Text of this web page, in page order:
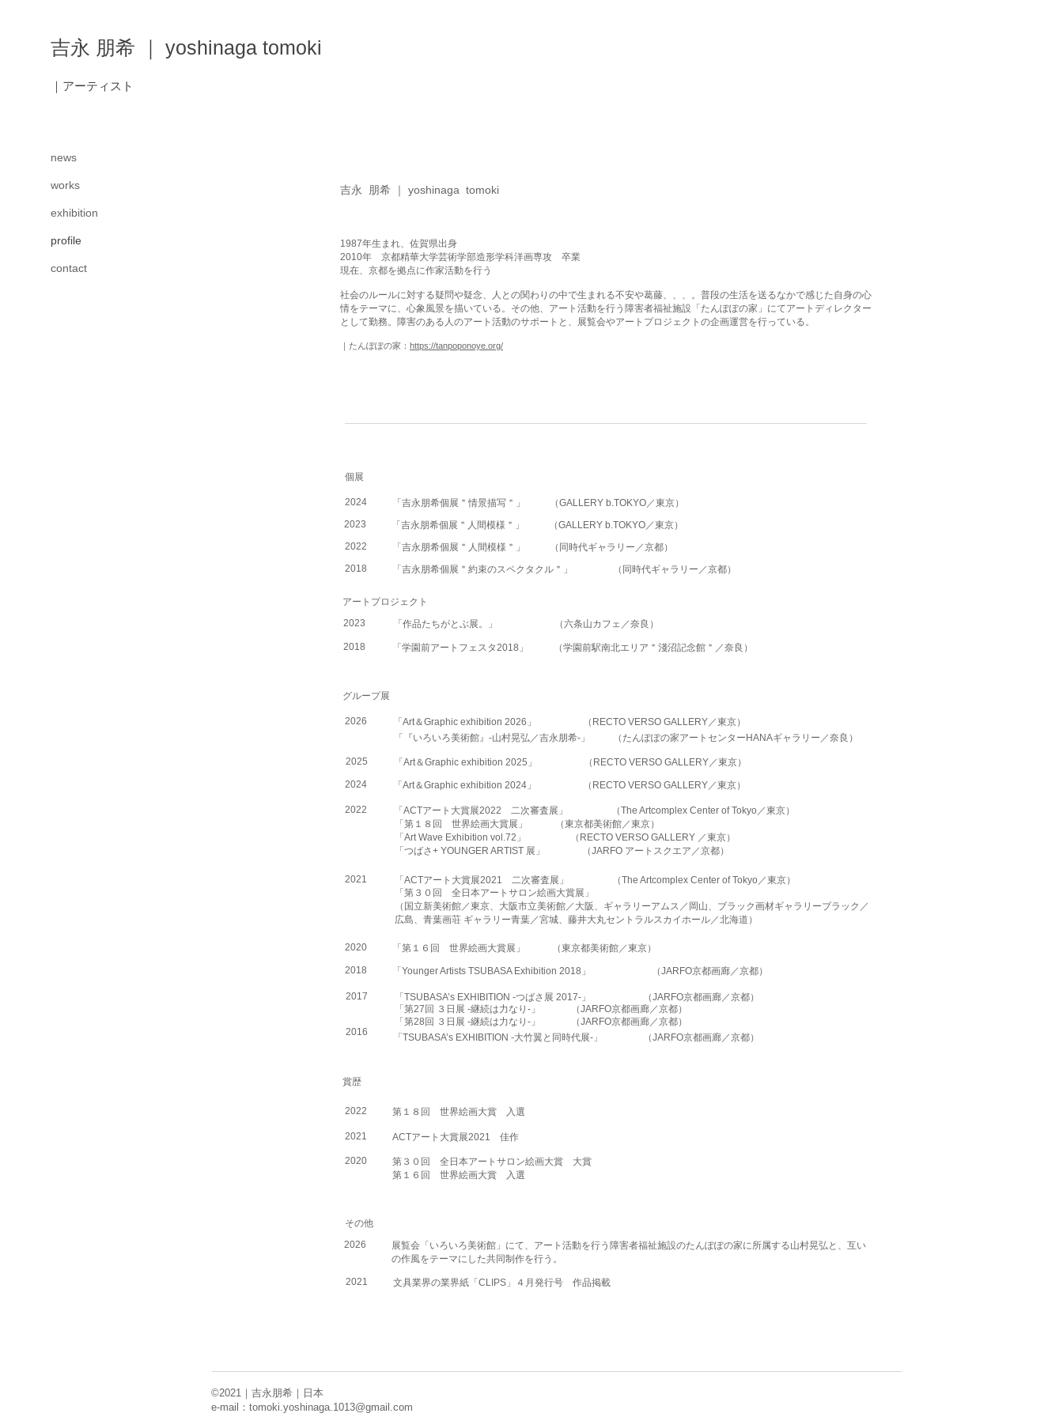
news
works
exhibition
profile
contact
吉永 朋希 ｜ yoshinaga tomoki
｜アーティスト
吉永 朋希 ｜ yoshinaga tomoki
1987年生まれ、佐賀県出身
2010年 京都精華大学芸術学部造形学科洋画専攻 卒業
現在、京都を拠点に作家活動を行う
社会のルールに対する疑問や疑念、人との関わりの中で生まれる不安や葛藤、、、。普段の生活を送るなかで感じた自身の心
情をテーマに、心象風景を描いている。その他、アート活動を行う障害者福祉施設「たんぽぽの家」にてアートディレクター
として勤務。障害のある人のアート活動のサポートと、展覧会やアートプロジェクトの企画運営を行っている。
｜たんぽぽの家： https://tanpoponoye.org/
​個展
2024 「吉永朋希個展＂情景描写＂」
（GALLERY b.TOKYO／東京）
2023
「吉永朋希個展＂人間模様＂」
（GALLERY b.TOKYO／東京）
2022
「吉永朋希個展＂人間模様＂」
（同時代ギャラリー／京都）
2018
「吉永朋希個展＂約束のスペクタクル＂」 （同時代ギャラリー／京都）
​アートプロジェクト
2023
「作品たちがとぶ展。」 （六条山カフェ／奈良）
2018 「学園前アートフェスタ2018」 （学園前駅南北エリア＂淺沼記念館＂／奈良）
​グループ展
2026 「Art＆Graphic exhibition 2026」
（RECTO VERSO GALLERY／東京）
「『いろいろ美術館』-山村晃弘／吉永朋希-」
（たんぽぽの家アートセンターHANAギャラリー／奈良）
2025 「Art＆Graphic exhibition 2025」
（RECTO VERSO GALLERY／東京）
2024
「Art＆Graphic exhibition 2024」 （RECTO VERSO GALLERY／東京）
2022 「ACTアート大賞展2022 二次審査展」
（The Artcomplex Center of Tokyo／東京）
「第１８回 世界絵画大賞展」
（東京都美術館／東京）
「Art Wave Exhibition vol.72」
（RECTO VERSO GALLERY ／東京）
「つばさ+ YOUNGER ARTIST 展」
（JARFO アートスクエア／京都）
2021 「ACTアート大賞展2021 二次審査展」
（The Artcomplex Center of Tokyo／東京）
「第３０回 全日本アートサロン絵画大賞展」
（国立新美術館／東京、大阪市立美術館／大阪、 ギャラリーアムス／岡山、ブラック画材ギャラリーブラック／
広島、青葉画荘 ギャラリー青葉／宮城、藤井大丸セントラルスカイホール／北海道 ）
2020 「第１６回 世界絵画大賞展」
（東京都美術館／東京）
2018
「Younger Artists TSUBASA Exhibition 2018」 （JARFO京都画廊／京都）
2017
2016
「TSUBASA’s EXHIBITION -つばさ展 2017-」
（JARFO京都画廊／京都）
「第27回 ３日展 -継続は力なり-」
（JARFO京都画廊／京都）
「第28回 ３日展 -継続は力なり-」
（JARFO京都画廊／京都）
（JARFO京都画廊／京都）
「TSUBASA’s EXHIBITION -大竹翼と同時代展-」
​賞歴
2022 第１８回 世界絵画大賞 入選
2021 ACTアート大賞展2021 佳作
2020
第３０回 全日本アートサロン絵画大賞 大賞
第１６回 世界絵画大賞 入選
​その他
2026
展覧会「いろいろ美術館」にて、アート活動を行う障害者福祉施設のたんぽぽの家に所属する山村晃弘と、互い
の作風をテーマにした共同制作を行う。
2021 文具業界の業界紙「CLIPS」４月発行号 作品掲載
©2021｜吉永朋希｜日本​
e-mail： tomoki.yoshinaga.1013@gmail.com